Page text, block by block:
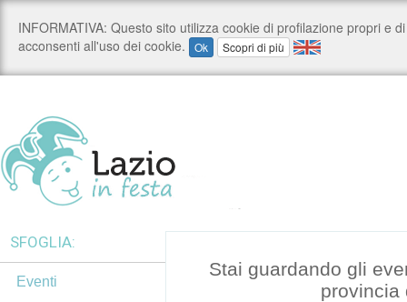
Stai guardando gli
provincia
SFOGLIA:
Eventi